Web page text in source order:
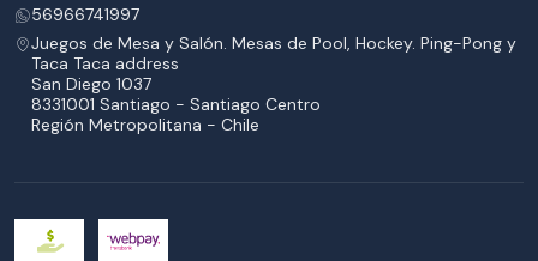
56966741997
Juegos de Mesa y Salón. Mesas de Pool, Hockey. Ping-Pong y
Taca Taca address
San Diego 1037
8331001 Santiago - Santiago Centro
Región Metropolitana - Chile